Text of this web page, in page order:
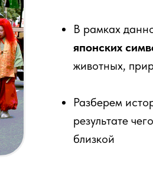
В рамках
японских
животных,
Разберем
результате
близкой